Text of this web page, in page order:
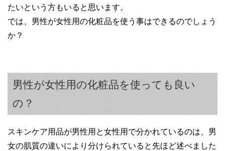
たいという方もいると思います。
では、男性が女性用の化粧品を使う事はできるのでしょう
か？
男性が女性用の化粧品を使っても良い
の？
スキンケア用品が男性用と女性用で分かれているのは、男
女の肌質の違いにより分けられていると先ほど述べました